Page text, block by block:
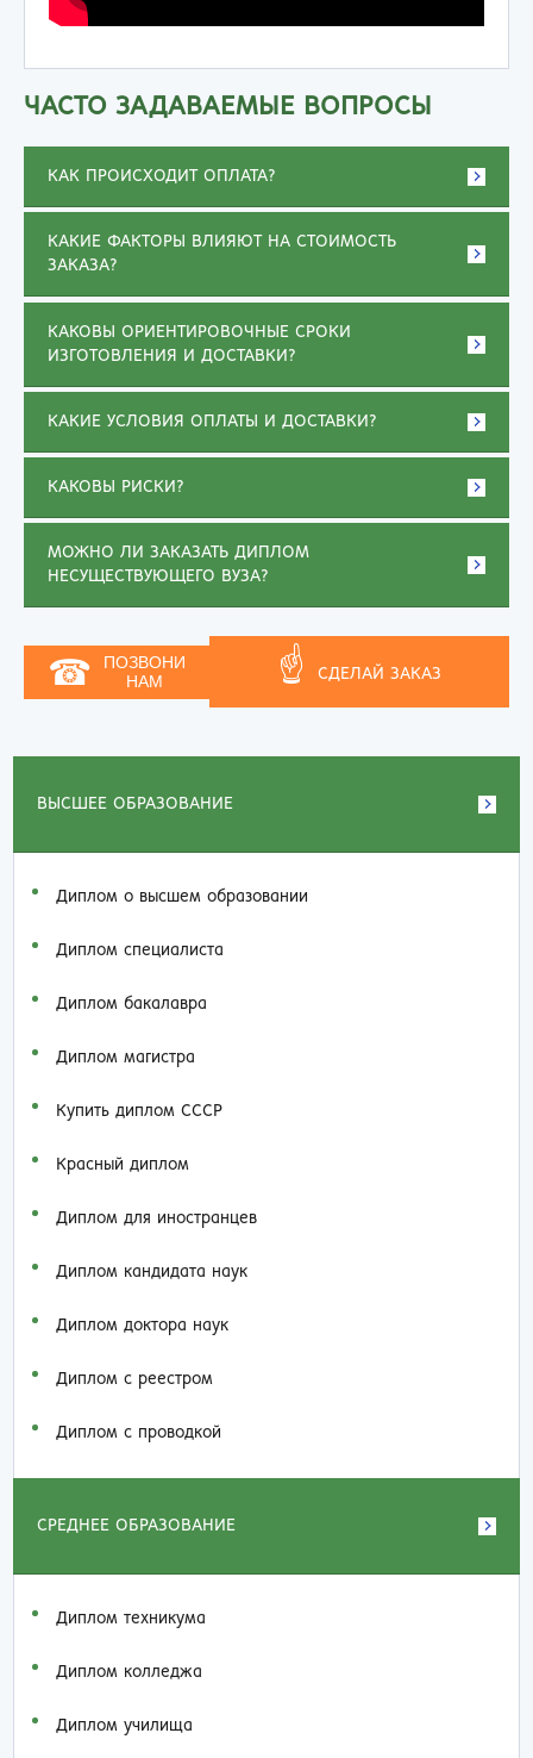
ВЫСШЕЕ ОБРАЗОВАНИЕ
Диплом о высшем образовании
Диплом специалиста
Диплом бакалавра
Диплом магистра
Купить диплом СССР
Красный диплом
Диплом для иностранцев
Диплом кандидата наук
Диплом доктора наук
Диплом с реестром
Диплом с проводкой
СРЕДНЕЕ ОБРАЗОВАНИЕ
Диплом техникума
Диплом колледжа
Диплом училища
ЧАСТО ЗАДАВАЕМЫЕ ВОПРОСЫ
КАК ПРОИСХОДИТ ОПЛАТА?
КАКИЕ ФАКТОРЫ ВЛИЯЮТ НА СТОИМОСТЬ
ЗАКАЗА?
КАКОВЫ ОРИЕНТИРОВОЧНЫЕ СРОКИ
ИЗГОТОВЛЕНИЯ И ДОСТАВКИ?
КАКИЕ УСЛОВИЯ ОПЛАТЫ И ДОСТАВКИ?
КАКОВЫ РИСКИ?
МОЖНО ЛИ ЗАКАЗАТЬ ДИПЛОМ
НЕСУЩЕСТВУЮЩЕГО ВУЗА?
☎
ПОЗВОНИ
НАМ
☝ СДЕЛАЙ ЗАКАЗ